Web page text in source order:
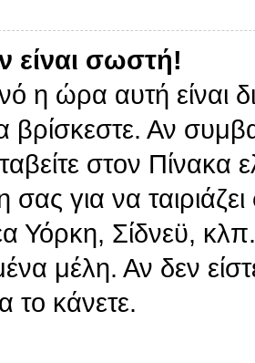
είναι σωστή!
η ώρα αυτή είναι
βρίσκεστε. Αν
στον Πίνακα
για να
Υόρκη, Σίδνεϋ,
μέλη. Αν δεν
το κάνετε.